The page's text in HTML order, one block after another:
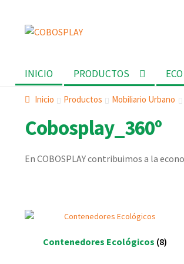
Ir
navegación
Ir
INICIO PRODUCTOS
Inicio Productos Mobiliario Urbano
Cobosplay_360º
En COBOSPLAY contribuimos a la
Contenedores Ecológicos (8)